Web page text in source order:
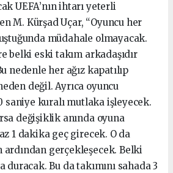
UEFA’nın ihtarı yeterli
M. Kürşad Uçar, “Oyuncu her
müdahale olmayacak.
belki eski takım arkadaşıdır
nedenle her ağız kapatılıp
değil. Ayrıca oyuncu
kuralı mutlaka işleyecek.
değişiklik anında oyuna
1 dakika geç girecek. O da
ardından gerçekleşecek. Belki
Bu da takımını sahada 3